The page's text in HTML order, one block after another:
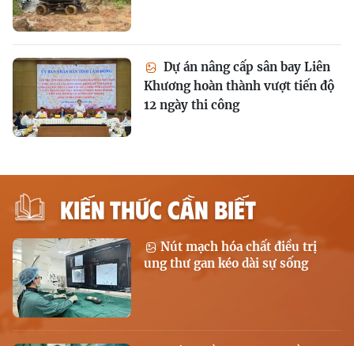
Dự án nâng cấp sân bay Liên
Khương hoàn thành vượt tiến độ
12 ngày thi công
KIẾN THỨC CẦN BIẾT
Nút mạch hóa chất điều trị
ung thư gan kéo dài sự sống